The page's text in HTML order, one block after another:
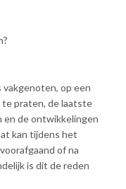
vakgenoten, op een
te praten, de laatste
de ontwikkelingen
kan tijdens het
of na
is dit de reden
–
2024
- 2
2023
boek